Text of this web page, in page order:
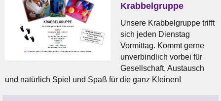
Krabbelgruppe
Unsere Krabbelgruppe trifft
sich jeden Dienstag
Vormittag. Kommt gerne
unverbindlich vorbei für
Gesellschaft, Austausch
und natürlich Spiel und Spaß für die ganz Kleinen!